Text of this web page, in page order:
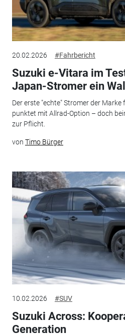
20.02.2026 #Fahrbericht
Suzuki e-Vitara im
Japan-Stromer ein
Der erste "echte" Stromer der
punktet mit Allrad-Option – doch
zur Pflicht.
von Timo Bürger
10.02.2026 #SUV
Suzuki Across:
Generation